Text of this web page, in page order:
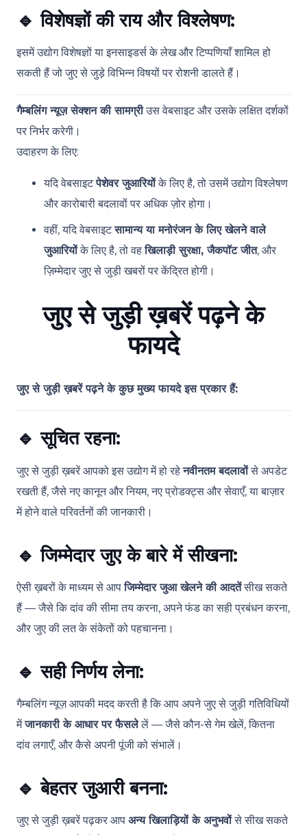
🔹विशेषज्ञों की राय और विश्लेषण:
इसमें उद्योग विशेषज्ञों या इनसाइडर्स के लेख और टिप्पणियाँ शामिल हो
सकती हैं जो जुए से जुड़े विभिन्न विषयों पर रोशनी डालते हैं।
गैम्बलिंग न्यूज़ सेक्शन की सामग्रीउस वेबसाइट और उसके लक्षित दर्शकों
पर निर्भर करेगी।
उदाहरण के लिए:
यदि वेबसाइटपेशेवर जुआरियोंके लिए है, तो उसमें उद्योग विश्लेषण
और कारोबारी बदलावों पर अधिक ज़ोर होगा।
वहीं, यदि वेबसाइटसामान्य या मनोरंजन के लिए खेलने वाले
जुआरियोंके लिए है, तो वहखिलाड़ी सुरक्षा, जैकपॉट जीत, और
ज़िम्मेदार जुए से जुड़ी खबरों पर केंद्रित होगी।
जुए से जुड़ी ख़बरें पढ़ने के
फायदे
जुए से जुड़ी ख़बरें पढ़ने के कुछ मुख्य फायदे इस प्रकार हैं:
🔹सूचित रहना:
जुए से जुड़ी ख़बरें आपको इस उद्योग में हो रहेनवीनतम बदलावोंसे अपडेट
रखती हैं, जैसे नए कानून और नियम, नए प्रोडक्ट्स और सेवाएँ, या बाज़ार
में होने वाले परिवर्तनों की जानकारी।
🔹जिम्मेदार जुए के बारे में सीखना:
ऐसी ख़बरों के माध्यम से आपजिम्मेदार जुआ खेलने की आदतेंसीख सकते
हैं — जैसे कि दांव की सीमा तय करना, अपने फंड का सही प्रबंधन करना,
और जुए की लत के संकेतों को पहचानना।
🔹सही निर्णय लेना:
गैम्बलिंग न्यूज़ आपकी मदद करती है कि आप अपने जुए से जुड़ी गतिविधियों
मेंजानकारी के आधार पर फैसलेलें — जैसे कौन-से गेम खेलें, कितना
दांव लगाएँ, और कैसे अपनी पूंजी को संभालें।
🔹बेहतर जुआरी बनना:
जुए से जुड़ी ख़बरें पढ़कर आप अन्य खिलाड़ियों के अनुभवोंसे सीख सकते